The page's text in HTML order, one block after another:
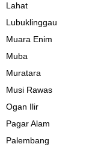
Lahat
Lubuklinggau
Muara Enim
Muba
Muratara
Musi Rawas
Ogan Ilir
Pagar Alam
Palembang